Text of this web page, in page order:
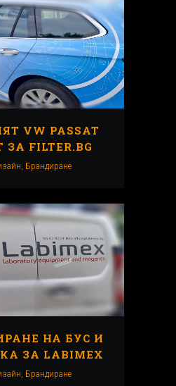
VW PASSAT
ЗА FILTER.BG
Брандиранe
НА БУС И
ЗА LABIMEX
Брандиранe